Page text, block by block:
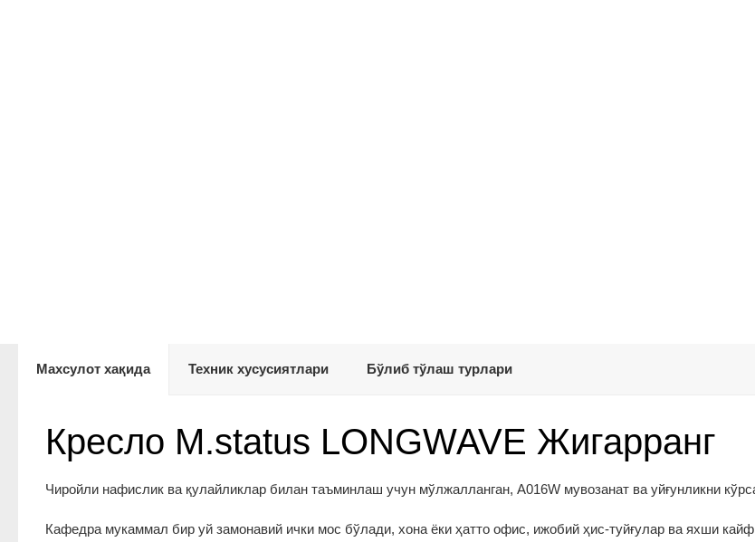
Махсулот хақида Техник хусусиятлари Бўлиб тўлаш турлари
Кресло M.status LONGWAVE Жигарранг
Чиройли нафислик ва қулайликлар билан таъминлаш учун мўлжалланган, A016W мувозанат ва уйғунликни
Кафедра мукаммал бир уй замонавий ички мос бўлади, хона ёки ҳатто офис, ижобий ҳис-туйғулар ва яхши